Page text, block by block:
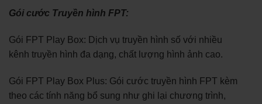
Gói cước Truyền hình FPT:
Gói FPT Play Box: Dịch vụ truyền hình số với nhiều
kênh truyền hình đa dạng, chất lượng hình ảnh cao.
Gói FPT Play Box Plus: Gói cước truyền hình FPT kèm
theo các tính năng bổ sung như ghi lại chương trình,